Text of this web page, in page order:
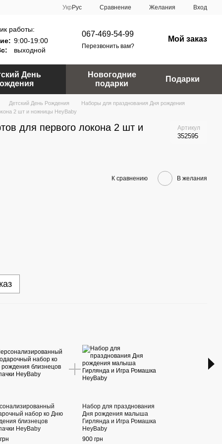
Укр Рус Сравнение Желания Вход
работы:
9:00-19:00
выходной
067-469-54-99
Перезвонить вам?
Мой заказ
День
Новогодние
подарки
Подарки
Детский День Рождения
Наборы для празднования Дня рождения
2 шт и ножницы HeyBaby
для первого локона 2 шт и
Артикул
352595
К сравнению В желания
набор ко Дню
близнецов
HeyBaby
Набор для празднования
Дня рождения малыша
Гирлянда и Игра Ромашка
HeyBaby
900 грн